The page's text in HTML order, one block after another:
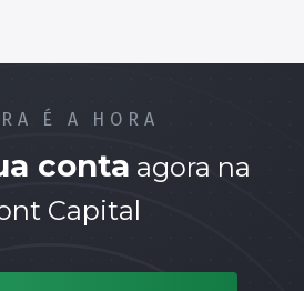
É A HORA
conta agora na
Capital